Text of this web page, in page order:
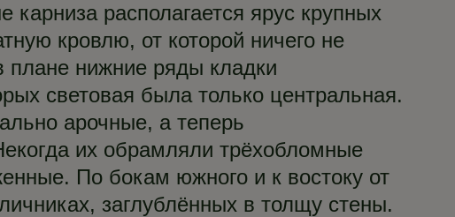
располагается ярус крупных
кровлю, от которой ничего не
плане нижние ряды кладки
световая была только центральная.
арочные, а теперь
их обрамляли трёхобломные
По бокам южного и к востоку от
заглублённых в толщу стены.